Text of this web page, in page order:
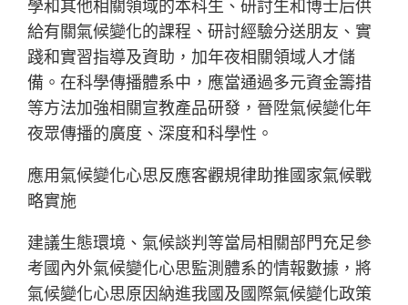
學和其他相關領域的本科生、研討生和博士后供
給有關氣候變化的課程、研討經驗分送朋友、實
踐和實習指導及資助，加年夜相關領域人才儲
備。在科學傳播體系中，應當通過多元資金籌措
等方法加強相關宣教產品研發，晉陞氣候變化年
夜眾傳播的廣度、深度和科學性。
應用氣候變化心思反應客觀規律助推國家氣候戰
略實施
建議生態環境、氣候談判等當局相關部門充足參
考國內外氣候變化心思監測體系的情報數據，將
氣候變化心思原因納進我國及國際氣候變化政策